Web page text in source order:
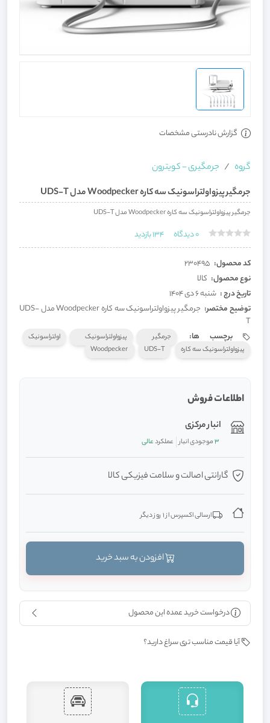
گزارش نادرستی مشخصات
گروه
جرمگیری - کویترون
جرمگير پيزواولتراسونيک سه کاره Woodpecker مدل UDS-T
جرمگير پيزواولتراسونيک سه کاره Woodpecker مدل UDS-T
0دیدگاه 134بازدید
کد محصول: 230495
نوع محصول: کالا
تاریخ درج : شنبه 6 دی 1404
توضیح مختصر:
جرمگير پيزواولتراسونيک سه کاره Woodpecker مدل UDS-
T
برچسب ها:
جرمگير پيزواولتراسونيک
اولتراسونيک
پيزواولتراسونيک سه کاره
Woodpecker UDS-T
اطلاعات فروش
انبار مرکزی
3موجودی انبار عملکردعالی
گارانتی اصالت و سلامت فیزیکی کالا
ارسالی اکسپرس از 1 روز دیگر
درخواست خرید عمده این محصول
آیا قیمت مناسب تری سراغ دارید؟